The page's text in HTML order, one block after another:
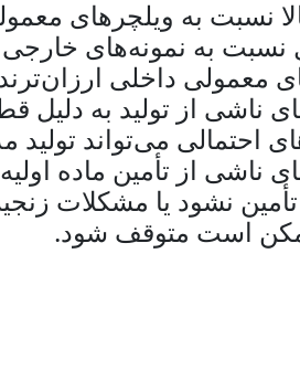
نسبت به ویلچرهای
به نمونه‌های خارجی
معمولی داخلی
ناشی از تولید به دلیل
احتمالی می‌تواند تولید
ناشی از تأمین ماده
نشود یا مشکلات
است متوقف شود.